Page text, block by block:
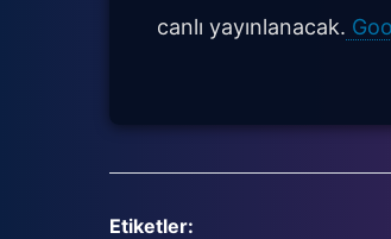
canlı yayınlanacak.
Etiketler: